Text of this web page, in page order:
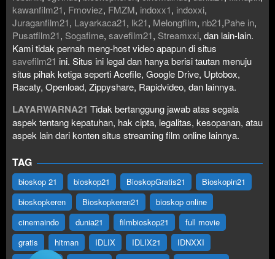
kawanfilm21, Fmoviez, FMZM, indoxx1, indoxxi,
Juraganfilm21, Layarkaca21, lk21, Melongfilm, nb21,Pahe in,
Pusatfilm21, Sogafime, savefilm21, Streamxxi, dan lain-lain.
Kami tidak pernah meng-host video apapun di situs
savefilm21 ini. Situs ini legal dan hanya berisi tautan menuju
situs pihak ketiga seperti Acefile, Google Drive, Uptobox,
Racaty, Openload, Zippyshare, Rapidvideo, dan lainnya.
LAYARWARNA21 Tidak bertanggung jawab atas segala
aspek tentang kepatuhan, hak cipta, legalitas, kesopanan, atau
aspek lain dari konten situs streaming film online lainnya.
TAG
bioskop 21 bioskop21 BioskopGratis21
Bioskopin21
bioskopkeren
Bioskopkeren21
bioskop online
cinemaindo
dunia21 filmbioskop21
full movie
gratis
hitman IDLIX IDLIX21
IDNXXI